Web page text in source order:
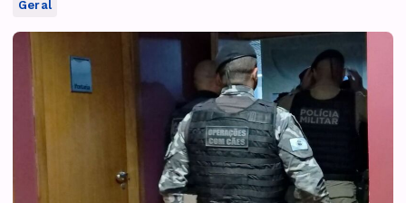
Geral